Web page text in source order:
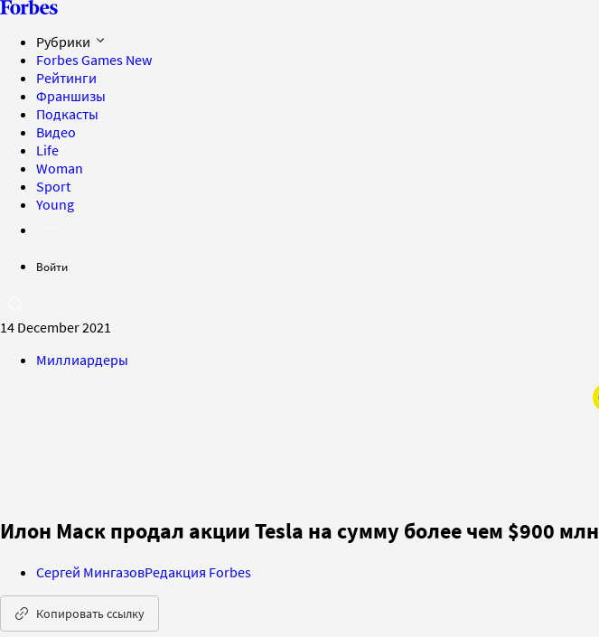
Рубрики
Forbes Games New
Рейтинги
Франшизы
Подкасты
Видео
Life
Woman
Sport
Young
Войти
14 December 2021
Миллиардеры
Илон Маск продал акции Tesla на сумму более чем $900 млн
Сергей МингазовРедакция Forbes
Копировать ссылку